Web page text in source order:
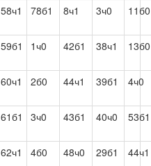
58ч1 78б1 8ч1 3ч0 11б0
59б1 1ч0 42б1 38ч1 13б0
60ч1 2б0 44ч1 39б1 4ч0
61б1 3ч0 43б1 40ч0 53б1
62ч1 4б0 48ч0 29б1 44ч1